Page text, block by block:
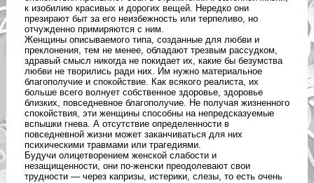
к изобилию красивых и дорогих вещей. Нередко они
презирают быт за его неизбежность или терпеливо, но
отчужденно примиряются с ним.
Женщины описываемого типа, созданные для любви и
преклонения, тем не менее, обладают трезвым рассудком,
здравый смысл никогда не покидает их, какие бы безумства
любви не творились ради них. Им нужно материальное
благополучие и спокойствие. Как всякого реалиста, их
больше всего волнует собственное здоровье, здоровье
близких, повседневное благополучие. Не получая жизненного
спокойствия, эти женщины способны на непредсказуемые
вспышки гнева. А отсутствие определенности в
повседневной жизни может заканчиваться для них
психическими травмами или трагедиями.
Будучи олицетворением женской слабости и
незащищенности, они по-женски преодолевают свои
трудности — через капризы, истерики, слезы, то есть очень